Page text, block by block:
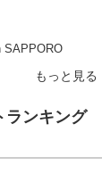
SAPPORO
もっと見る
ランキング